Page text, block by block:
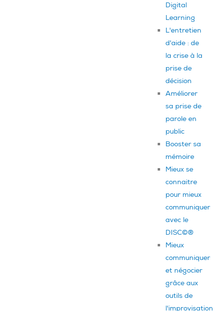
Digital
Learning
L'entretien
d'aide : de
la crise à la
prise de
décision
Améliorer
sa prise de
parole en
public
Booster sa
mémoire
Mieux se
connaitre
pour mieux
communiquer
avec le
DISC©®
Mieux
communiquer
et négocier
grâce aux
outils de
l'improvisation